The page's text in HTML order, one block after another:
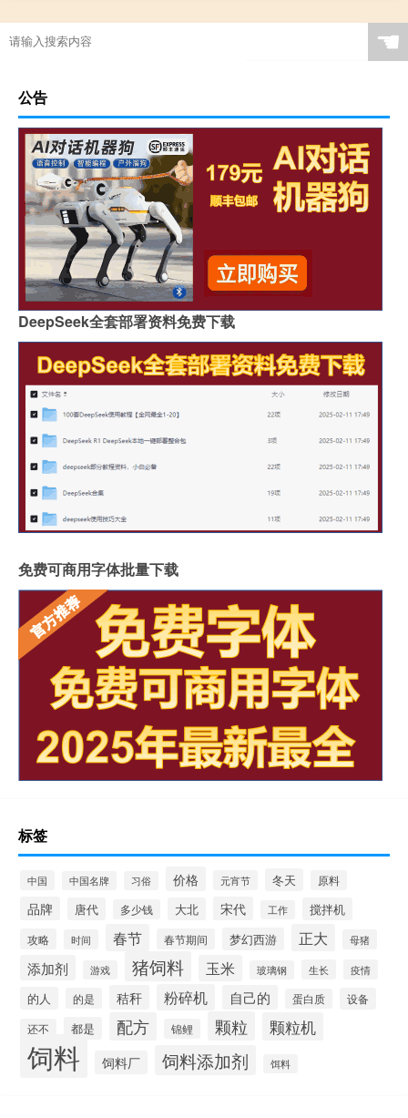
☚
公告
DeepSeek全套部署资料免费下载
免费可商用字体批量下载
标签
中国 中国名牌 习俗 价格 元宵节 冬天 原料
品牌 唐代 多少钱 大北 宋代 工作 搅拌机
攻略 时间 春节 春节期间 梦幻西游 正大 母猪
添加剂 游戏 猪饲料 玉米 玻璃钢 生长 疫情
的人 的是 秸秆 粉碎机 自己的 蛋白质 设备
还不 都是 配方 锦鲤 颗粒 颗粒机
饲料 饲料厂 饲料添加剂 饵料